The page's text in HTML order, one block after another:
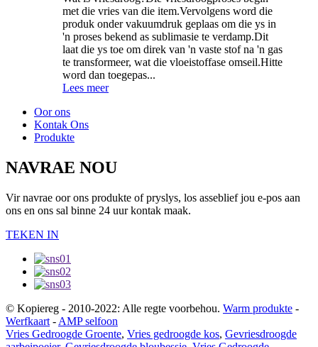
met die vries van die item.Vervolgens word die
produk onder vakuumdruk geplaas om die ys in
'n proses bekend as sublimasie te verdamp.Dit
laat die ys toe om direk van 'n vaste stof na 'n gas
te transformeer, wat die vloeistoffase omseil.Hitte
word dan toegepas...
Lees meer
Oor ons
Kontak Ons
Produkte
NAVRAE NOU
Vir navrae oor ons produkte of pryslys, los asseblief jou e-pos aan
ons en ons sal binne 24 uur kontak maak.
TEKEN IN
© Kopiereg - 2010-2022: Alle regte voorbehou. Warm produkte -
Werfkaart - AMP selfoon
Vries Gedroogde Groente, Vries gedroogde kos, Gevriesdroogde